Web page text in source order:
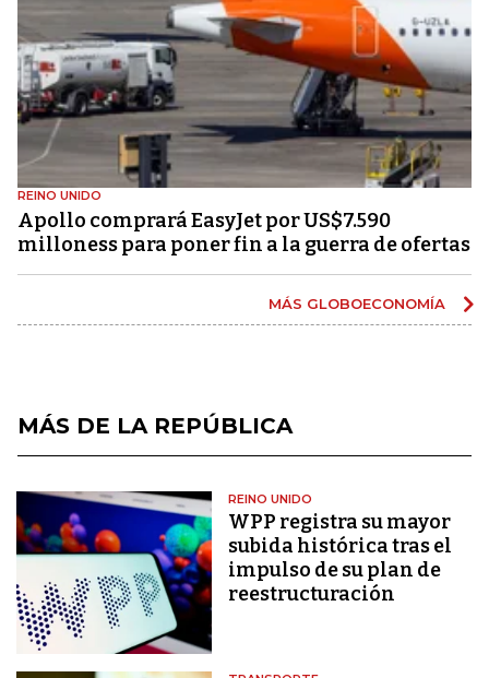
REINO UNIDO
Apollo comprará EasyJet por US$7.590
milloness para poner fin a la guerra de ofertas
MÁS GLOBOECONOMÍA
MÁS DE LA REPÚBLICA
REINO UNIDO
WPP registra su mayor
subida histórica tras el
impulso de su plan de
reestructuración